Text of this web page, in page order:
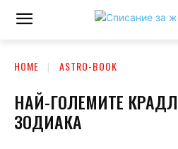
HOME ASTRO-BOOK
НАЙ-ГОЛЕМИТЕ
ЗОДИАКА